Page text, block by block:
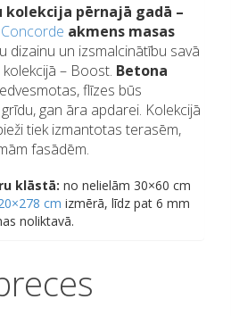
kolekcija pērnajā gadā –
akmens masas
dizainu un izsmalcinātību savā
– Boost. Betona
flīzes būs
gan āra apdarei. Kolekcijā
tiek izmantotas terasēm,
fasādēm.
klāstā: no nelielām 30×60 cm
cm izmērā, līdz pat 6 mm
noliktavā.